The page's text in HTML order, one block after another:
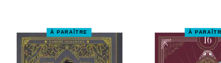
À PARAÎTRE À